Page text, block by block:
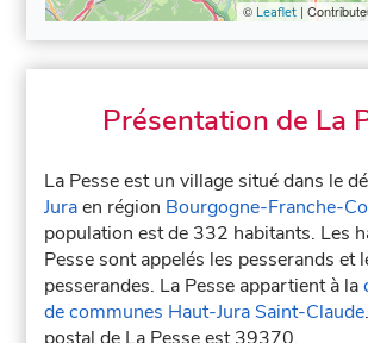
© Leaflet|
Présentation de La
La Pesse est un village situé dans le
Juraen région Bourgogne-Franche-
population est de 332 habitants. Les
Pesse sont appelés les pesserands et
pesserandes. La Pesse appartient à la
de communes Haut-Jura Saint-Claude